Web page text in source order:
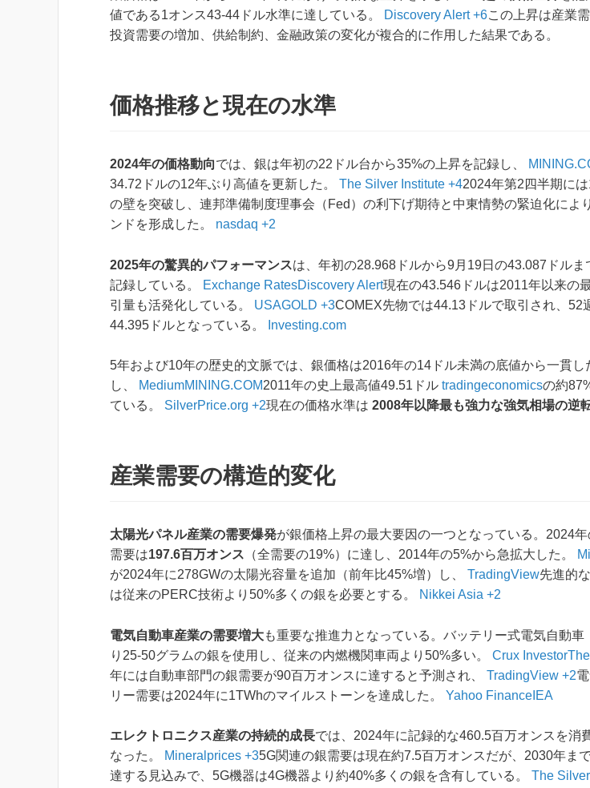
値である1オンス43-44ドル水準に達している。
Discovery Alert +6この上昇は産業
投資需要の増加、供給制約、金融政策の変化が複合的に作用した結果である。
価格推移と現在の水準
2024年の価格動向では、銀は年初の22ドル台から35%の上昇を記録し、
34.72ドルの12年ぶり高値を更新した。 The Silver Institute +42024年第2四半期に
の壁を突破し、連邦準備制度理事会（Fed）の利下げ期待と中東情勢の緊迫化によ
ンドを形成した。 nasdaq +2
2025年の驚異的パフォーマンスは、年初の28.968ドルから9月19日の43.087ドルま
記録している。
Exchange RatesDiscovery Alert現在の43.546ドルは2011年以来の
引量も活発化している。 USAGOLD +3COMEX先物では44.13ドルで取引され、52
44.395ドルとなっている。
Investing.com
5年および10年の歴史的文脈では、銀価格は2016年の14ドル未満の底値から一貫し
し、
MediumMINING.COM2011年の史上最高値49.51ドル tradingeconomicsの約
ている。 SilverPrice.org +2現在の価格水準は 2008年以降最も強力な強気相場の逆
産業需要の構造的変化
太陽光パネル産業の需要爆発が銀価格上昇の最大要因の一つとなっている。2024
需要は197.6百万オンス （全需要の19%）に達し、2014年の5%から急拡大した。
が2024年に278GWの太陽光容量を追加（前年比45%増）し、 TradingView先進的
は従来のPERC技術より50%多くの銀を必要とする。
Nikkei Asia +2
電気自動車産業の需要増大も重要な推進力となっている。バッテリー式電気自動車
り25-50グラムの銀を使用し、従来の内燃機関車両より50%多い。 Crux Investor
年には自動車部門の銀需要が90百万オンスに達すると予測され、 TradingView +2
リー需要は2024年に1TWhのマイルストーンを達成した。 Yahoo Finance IEA
エレクトロニクス産業の持続的成長では、2024年に記録的な460.5百万オンスを消
なった。
Mineralprices +35G関連の銀需要は現在約7.5百万オンスだが、2030年ま
達する見込みで、5G機器は4G機器より約40%多くの銀を含有している。 The Silver